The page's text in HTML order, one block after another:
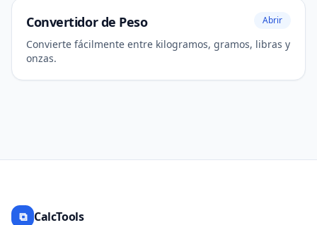
Convertidor de Peso Abrir
Convierte fácilmente entre kilogramos, gramos, libras y
onzas.
⧉ CalcTools